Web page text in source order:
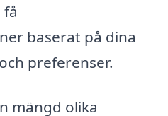
baserat på dina
preferenser.
mängd olika